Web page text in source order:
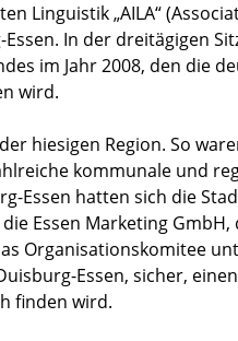
Linguistik „AILA“
In der dreitägigen
im Jahr 2008, den die
wird.
hiesigen Region. So
kommunale und
Essen hatten sich die
Essen Marketing
Organisationskomitee
Essen, sicher,
finden wird.